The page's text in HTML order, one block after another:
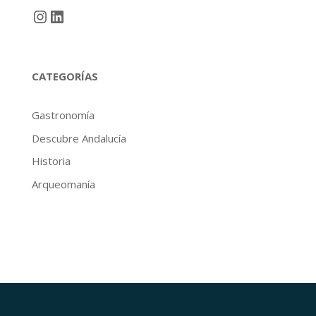
Instagram
LinkedIn
CATEGORÍAS
Gastronomía
Descubre Andalucía
Historia
Arqueomanía